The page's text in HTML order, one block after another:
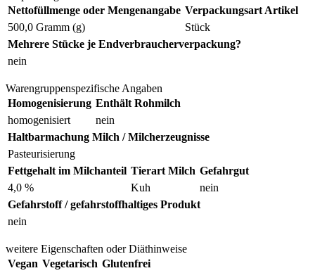
Nettofüllmenge oder Mengenangabe
500,0 Gramm (g)
Verpackungsart Artikel
Stück
Mehrere Stücke je Endverbraucherverpackung?
nein
Warengruppenspezifische Angaben
Homogenisierung
homogenisiert
Enthält Rohmilch
nein
Haltbarmachung Milch / Milcherzeugnisse
Pasteurisierung
Fettgehalt im Milchanteil
4,0 %
Tierart Milch
Kuh
Gefahrgut
nein
Gefahrstoff / gefahrstoffhaltiges Produkt
nein
weitere Eigenschaften oder Diäthinweise
Vegan Vegetarisch Glutenfrei